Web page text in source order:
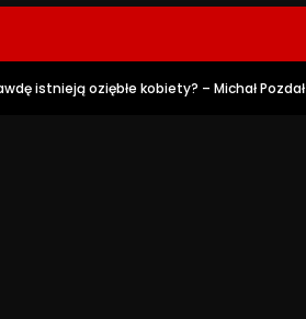
istnieją oziębłe kobiety? – Michał Pozdał